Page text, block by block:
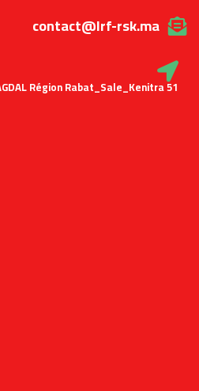
contact@lrf-rsk.ma
AGDAL Région Rabat_Sale_Kenitra